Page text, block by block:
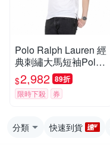
Polo Ralph Lauren 經
典刺繡大馬短袖Polo
衫-白色
$2,982 89折
限時下殺 券
分類 快速到貨